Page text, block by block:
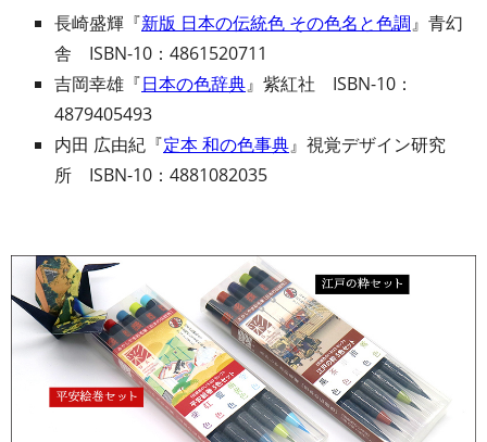
長崎盛輝『新版 日本の伝統色 その色名と色調』青幻
舎 ISBN-10：4861520711
吉岡幸雄『日本の色辞典』紫紅社 ISBN-10：
4879405493
内田 広由紀『定本 和の色事典』視覚デザイン研究
所 ISBN-10：4881082035